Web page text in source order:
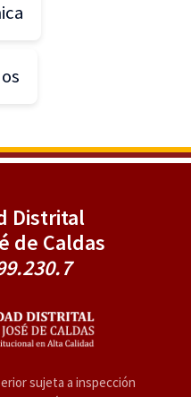
Distrital
de Caldas
sujeta a inspección